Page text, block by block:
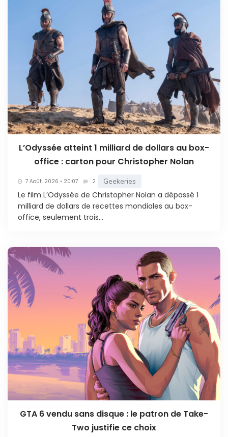
L’Odyssée atteint 1 milliard de dollars au box-
office : carton pour Christopher Nolan
7 Août. 2026 • 20:07 2 Geekeries
Le film L’Odyssée de Christopher Nolan a dépassé 1
milliard de dollars de recettes mondiales au box-
office, seulement trois...
GTA 6 vendu sans disque : le patron de Take-
Two justifie ce choix